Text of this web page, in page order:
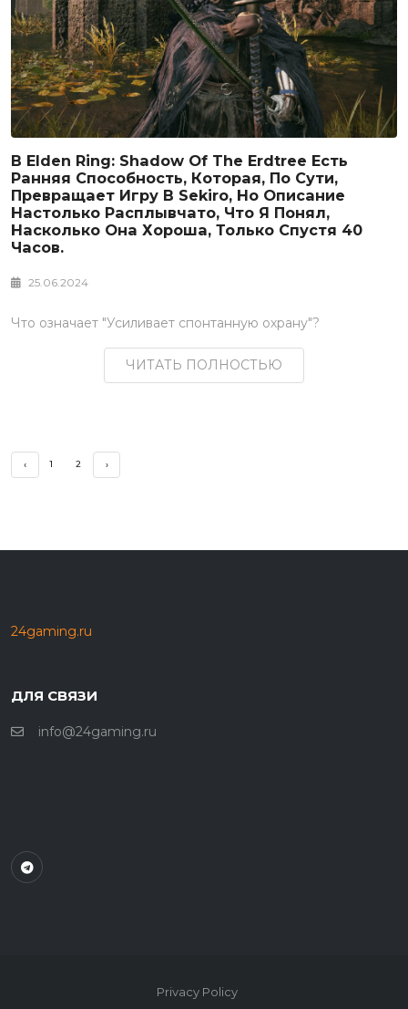
В Elden Ring: Shadow Of The Erdtree Есть
Ранняя Способность, Которая, По Сути,
Превращает Игру В Sekiro, Но Описание
Настолько Расплывчато, Что Я Понял,
Насколько Она Хороша, Только Спустя 40
Часов.
25.06.2024
Что означает "Усиливает спонтанную охрану"?
ЧИТАТЬ ПОЛНОСТЬЮ
‹ 1 2 ›
24gaming.ru
ДЛЯ СВЯЗИ
info@24gaming.ru
Privacy Policy